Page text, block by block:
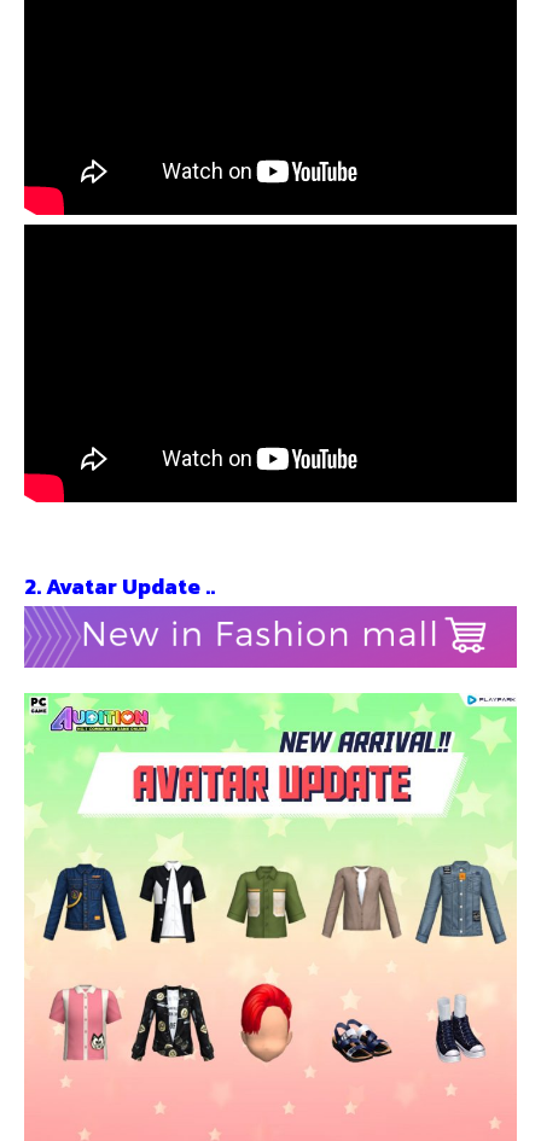
2.Avatar Update ..